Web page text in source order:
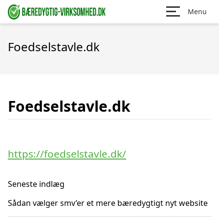
Menu
Foedselstavle.dk
Foedselstavle.dk
https://foedselstavle.dk/
Seneste indlæg
Sådan vælger smv’er et mere bæredygtigt nyt website